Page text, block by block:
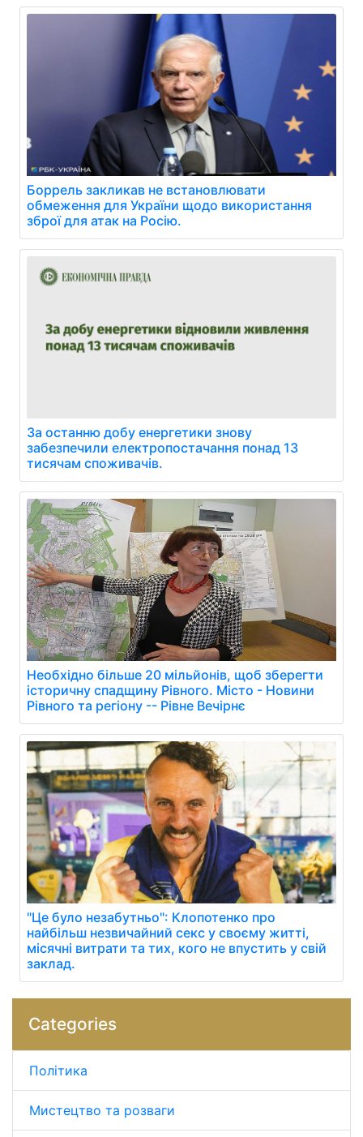
Боррель закликав не встановлювати
обмеження для України щодо використання
зброї для атак на Росію.
За останню добу енергетики знову
забезпечили електропостачання понад 13
тисячам споживачів.
Необхідно більше 20 мільйонів, щоб зберегти
історичну спадщину Рівного. Місто - Новини
Рівного та регіону -- Рівне Вечірнє
"Це було незабутньо": Клопотенко про
найбільш незвичайний секс у своєму житті,
місячні витрати та тих, кого не впустить у свій
заклад.
Categories
Політика
Мистецтво та розваги